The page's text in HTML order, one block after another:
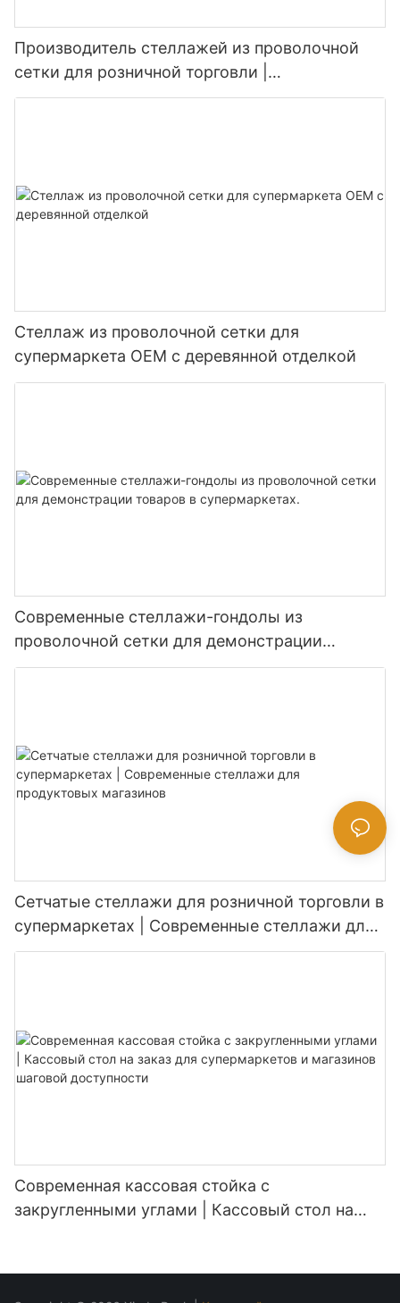
Производитель стеллажей из проволочной
сетки для розничной торговли |
Индивидуальные решения для оформления
Стеллаж из проволочной сетки для
супермаркета OEM с деревянной отделкой
Современные стеллажи-гондолы из
проволочной сетки для демонстрации
товаров в супермаркетах.
Сетчатые стеллажи для розничной торговли в
супермаркетах | Современные стеллажи для
продуктовых магазинов
Современная кассовая стойка с
закругленными углами | Кассовый стол на